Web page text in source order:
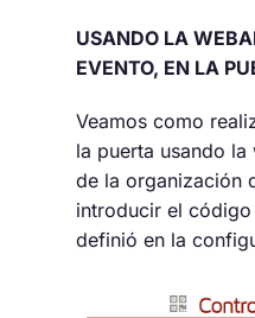
USANDO LA
EVENTO, EN LA
Veamos como
la puerta usando
de la organización
introducir el
definió en la